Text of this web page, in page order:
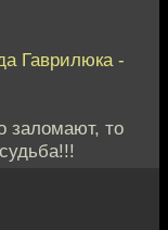
Гаврилюка -
заломают, то